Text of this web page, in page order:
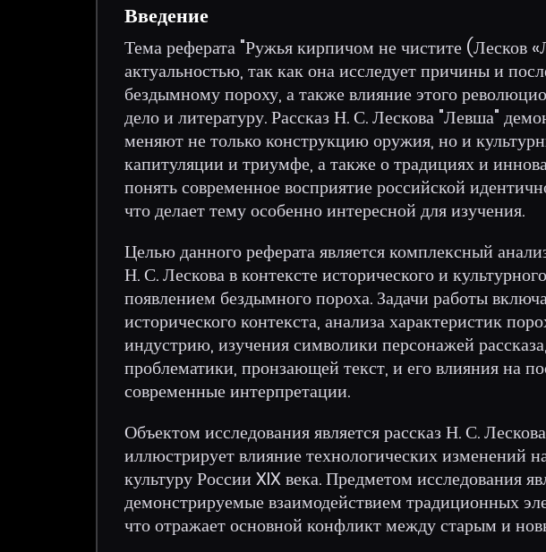
Введение
Тема реферата "Ружья кирпичом не чистите (Лесков
актуальностью, так как она исследует причины и
бездымному пороху, а также влияние этого
дело и литературу. Рассказ Н. С. Лескова "Левша"
меняют не только конструкцию оружия, но и
капитуляции и триумфе, а также о традициях и
понять современное восприятие российской
что делает тему особенно интересной для изучения.
Целью данного реферата является комплексный
Н. С. Лескова в контексте исторического и
появлением бездымного пороха. Задачи работы
исторического контекста, анализа характеристик
индустрию, изучения символики персонажей
проблематики, пронзающей текст, и его влияния на
современные интерпретации.
Объектом исследования является рассказ Н. С.
иллюстрирует влияние технологических изменений
культуру России XIX века. Предметом исследования
демонстрируемые взаимодействием традиционных
что отражает основной конфликт между старым и